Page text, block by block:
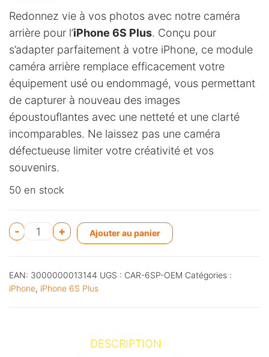
Redonnez vie à vos photos avec notre caméra
arrière pour l’iPhone 6S Plus. Conçu pour
s’adapter parfaitement à votre iPhone, ce module
caméra arrière remplace efficacement votre
équipement usé ou endommagé, vous permettant
de capturer à nouveau des images
époustouflantes avec une netteté et une clarté
incomparables. Ne laissez pas une caméra
défectueuse limiter votre créativité et vos
souvenirs.
50 en stock
- + Ajouter au panier
A
e
EAN: 3000000013144 UGS : CAR-6SP-OEM Catégories :
iPhone, iPhone 6S Plus
DESCRIPTION